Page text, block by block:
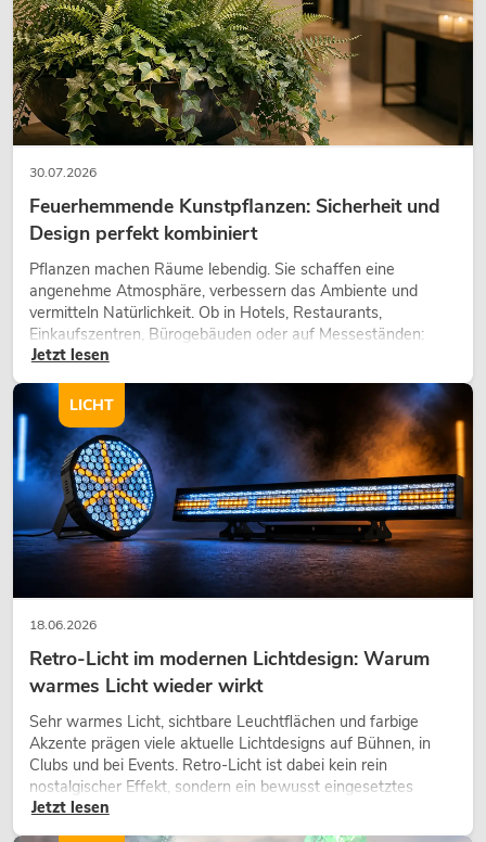
30.07.2026
Feuerhemmende Kunstpflanzen: Sicherheit und
Design perfekt kombiniert
Pflanzen machen Räume lebendig. Sie schaffen eine
angenehme Atmosphäre, verbessern das Ambiente und
vermitteln Natürlichkeit. Ob in Hotels, Restaurants,
Einkaufszentren, Bürogebäuden oder auf Messeständen:
eine hochwertige Begrünung gehört heute längst zum
modernen Raumkonzept.
Jetzt lesen
18.06.2026
Retro-Licht im modernen Lichtdesign: Warum
warmes Licht wieder wirkt
Sehr warmes Licht, sichtbare Leuchtflächen und farbige
Akzente prägen viele aktuelle Lichtdesigns auf Bühnen, in
Clubs und bei Events. Retro-Licht ist dabei kein rein
nostalgischer Effekt, sondern ein bewusst eingesetztes
Gestaltungsmittel: Es schafft Atmosphäre, gibt Szenen
Charakter und kann technische LED-Setups emotionaler
Jetzt lesen
LICHT